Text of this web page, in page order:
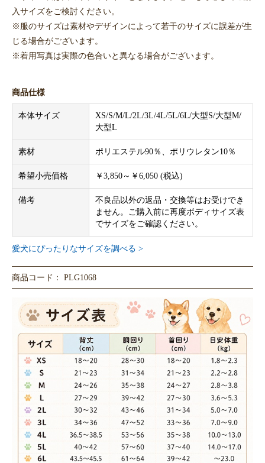
入サイズをご検討ください。
※服のサイズは素材やデザインによって若干のサイズに誤差が生
じる場合がございます。
※着用写真は実際の色合いと異なる場合がございます。
商品仕様
本体サイズ
XS/S/M/L/2L/3L/4L/5L/6L/大型S/大型M/
大型L
素材 ポリエステル90％、ポリウレタン10％
希望小売価格 ￥3,850～￥6,050 (税込)
備考
不良品以外の返品・交換等はお受けでき
ません。ご購入前に再度ボディサイズ表
でサイズをご確認ください。
愛犬にぴったりなサイズを調べる >
商品コード： PLG1068